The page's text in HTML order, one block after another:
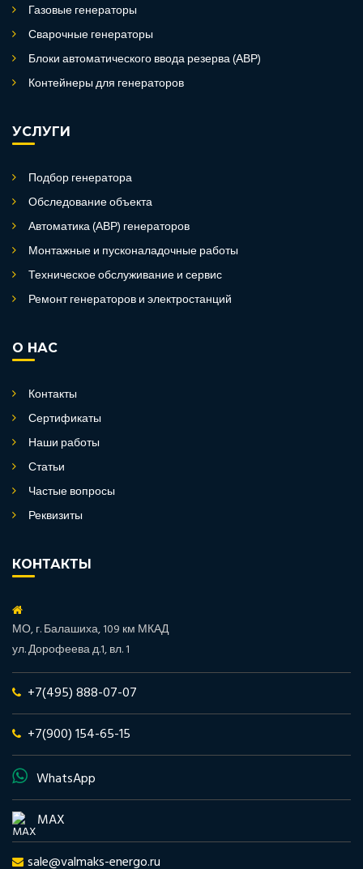
Газовые генераторы
Сварочные генераторы
Блоки автоматического ввода резерва (АВР)
Контейнеры для генераторов
УСЛУГИ
Подбор генератора
Обследование объекта
Автоматика (АВР) генераторов
Монтажные и пусконаладочные работы
Техническое обслуживание и сервис
Ремонт генераторов и электростанций
О НАС
Контакты
Сертификаты
Наши работы
Статьи
Частые вопросы
Реквизиты
КОНТАКТЫ
МО, г. Балашиха, 109 км МКАД
ул. Дорофеева д.1, вл. 1
+7(495) 888-07-07
+7(900) 154-65-15
WhatsApp
MAX
sale@valmaks-energo.ru